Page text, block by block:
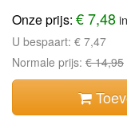
Onze prijs: € 7,48
U bespaart: € 7,47
Normale prijs: € 14,95